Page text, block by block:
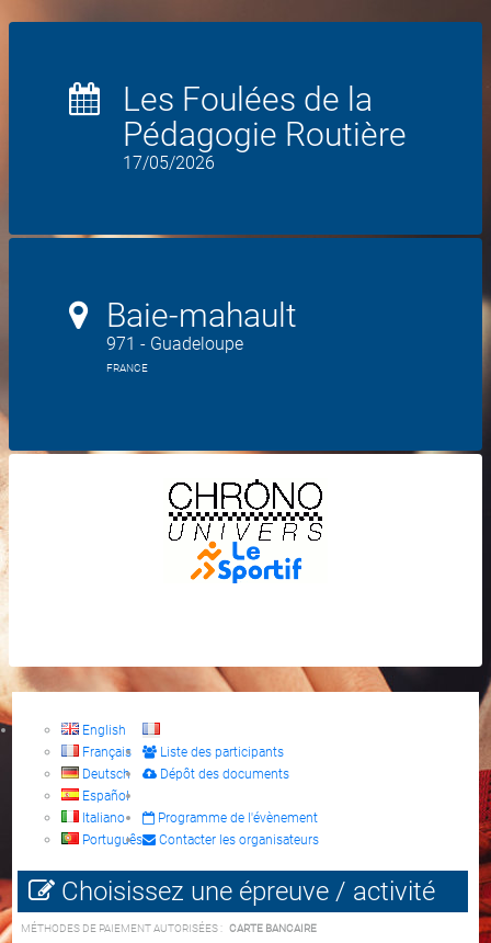
Les Foulées de la
Pédagogie Routière
17/05/2026
Baie-mahault
971 - Guadeloupe
FRANCE
English
Français
Deutsch
Español
Italiano
Português
Liste des participants
Dépôt des documents
Programme de l'évènement
Contacter les organisateurs
Choisissez une épreuve / activité
MÉTHODES DE PAIEMENT AUTORISÉES : CARTE BANCAIRE